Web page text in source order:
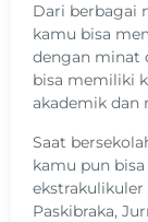
Dari berbagai
kamu bisa
dengan minat
bisa memiliki
akademik dan
Saat
kamu pun
ekstrakulikuler
Paskibraka,